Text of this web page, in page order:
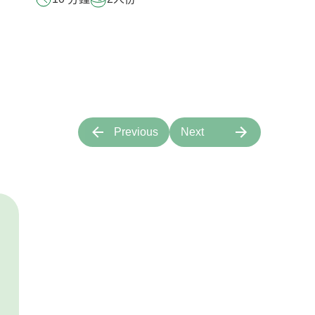
Previous Next